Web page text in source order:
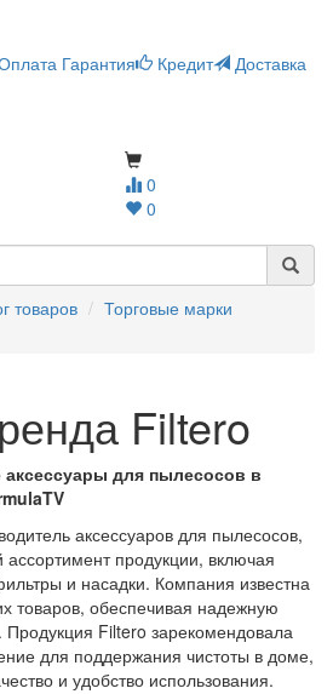
Гарантия Кредит
Доставка
0
0
товаров
Торговые марки
Filtero
аксессуары для пылесосов в
аксессуаров для пылесосов,
продукции, включая
и насадки. Компания известна
товаров, обеспечивая надежную
Продукция Filtero зарекомендовала
для поддержания чистоты в доме,
и удобство использования.